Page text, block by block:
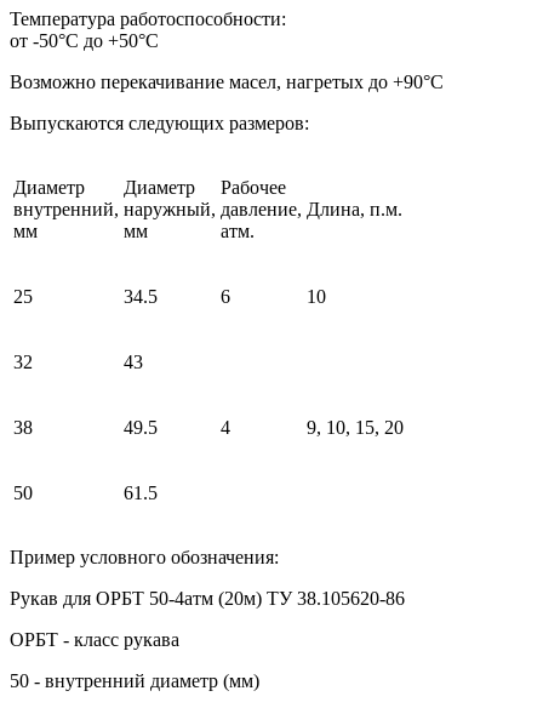
Температура работоспособности:
от -50°С до +50°С
Возможно перекачивание масел, нагретых до +90°С
Выпускаются следующих размеров:
Диаметр
внутренний,
мм
Диаметр
наружный,
мм
Рабочее
давление,
атм.
Длина, п.м.
25 34.5 6 10
32 43
4 9, 10, 15, 20
38 49.5
50 61.5
Пример условного обозначения:
Рукав для ОРБТ 50-4атм (20м) ТУ 38.105620-86
ОРБТ - класс рукава
50 - внутренний диаметр (мм)